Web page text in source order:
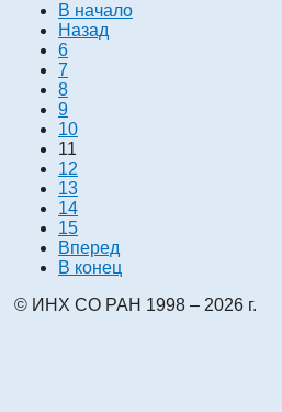
В начало
Назад
6
7
8
9
10
11
12
13
14
15
Вперед
В конец
© ИНХ СО РАН 1998 – 2026 г.